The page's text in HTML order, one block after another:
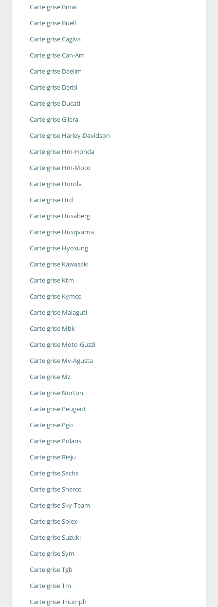
Carte grise Bmw
Carte grise Buell
Carte grise Cagiva
Carte grise Can-Am
Carte grise Daelim
Carte grise Derbi
Carte grise Ducati
Carte grise Gilera
Carte grise Harley-Davidson
Carte grise Hm-Honda
Carte grise Hm-Moto
Carte grise Honda
Carte grise Hrd
Carte grise Husaberg
Carte grise Husqvarna
Carte grise Hyosung
Carte grise Kawasaki
Carte grise Ktm
Carte grise Kymco
Carte grise Malaguti
Carte grise Mbk
Carte grise Moto-Guzzi
Carte grise Mv-Agusta
Carte grise Mz
Carte grise Norton
Carte grise Peugeot
Carte grise Pgo
Carte grise Polaris
Carte grise Rieju
Carte grise Sachs
Carte grise Sherco
Carte grise Sky-Team
Carte grise Solex
Carte grise Suzuki
Carte grise Sym
Carte grise Tgb
Carte grise Tm
Carte grise Triumph